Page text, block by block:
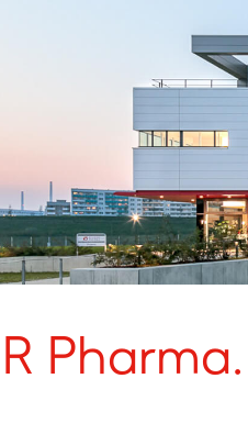
Pharma.